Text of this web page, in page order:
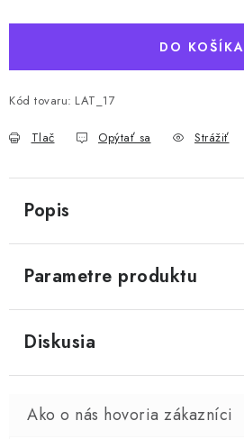
DO KOŠÍKA
Kód tovaru: LAT_17
Tlač Opýtať sa Strážiť
Popis
Parametre produktu
Diskusia